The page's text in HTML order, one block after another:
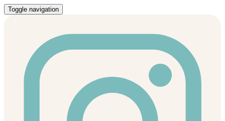
Toggle navigation